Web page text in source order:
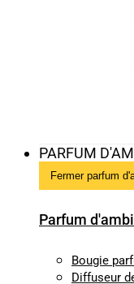
PARFUM
Fermer parfum
Parfum
Bougie
Diffuseur